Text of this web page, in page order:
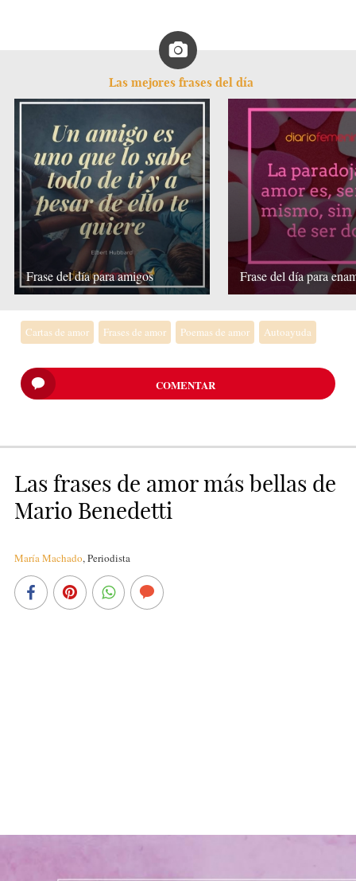
Las mejores frases del día
Frase del día para amigos Frase del día para
Cartas de amor Frases de amor Poemas de amor Autoayuda
COMENTAR
Las frases de amor más bellas de
Mario Benedetti
María Machado, Periodista